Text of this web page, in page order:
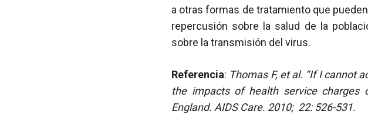
a otras formas de tratamiento que
repercusión sobre la salud de la
sobre la transmisión del virus.
Referencia: Thomas F, et al. ‘‘If I cannot
the impacts of health service
England. AIDS Care. 2010; 22: 526-531.